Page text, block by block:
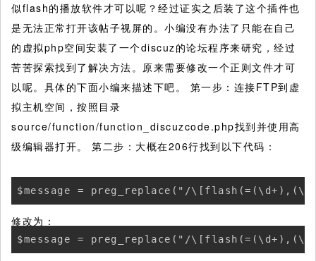
似flash的播放软件才可以呢？经过证实之后装了这个插件也
是无法正常打开该帖子视屏的。小编没有办法了只能在自己
的虚拟php空间安装了一个discuz的论坛程序来研究，经过
苦苦探索找到了解决方法。原来需要修改一个正则文件才可
以呢。具体的下面小编来描述下吧。 第一步：连接FTP到虚
拟主机空间，按照目录
source/function/function_discuzcode.php找到并使用高
级编辑器打开。 第二步：大概在206行找到以下代码：
$message = preg_replace("/
修改为：
$message = preg_replace("/